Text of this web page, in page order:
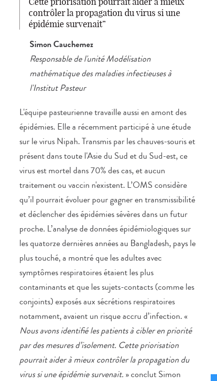
contrôler la propagation du virus si une
épidémie survenait
Simon Cauchemez
Responsable de l'unité Modélisation
mathématique des maladies infectieuses à
l'Institut Pasteur
L'équipe pasteurienne travaille aussi en amont des
épidémies. Elle a récemment participé à une étude
sur le virus Nipah. Transmis par les chauves-souris et
présent dans toute l'Asie du Sud et du Sud-est, ce
virus est mortel dans 70% des cas, et aucun
traitement ou vaccin n'existent. L’OMS considère
qu’il pourrait évoluer pour gagner en transmissibilité
et déclencher des épidémies sévères dans un futur
proche. L’analyse de données épidémiologiques sur
les quatorze dernières années au Bangladesh, pays le
plus touché, a montré que les adultes avec
symptômes respiratoires étaient les plus
contaminants et que les sujets-contacts (comme les
conjoints) exposés aux sécrétions respiratoires
notamment, avaient un risque accru d’infection. «
Nous avons identifié les patients à cibler en priorité
par des mesures d’isolement. Cette priorisation
pourrait aider à mieux contrôler la propagation du
virus si une épidémie survenait.» conclut Simon